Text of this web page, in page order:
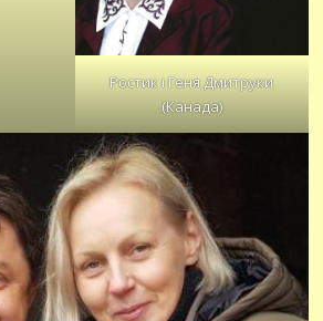
Ростик і Геня Дмитруки
(Канада)